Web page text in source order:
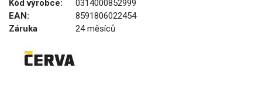
Kód výrobce:
0314000852999
EAN:
8591806022454
Záruka
24 měsíců